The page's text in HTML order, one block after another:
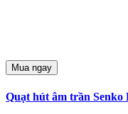
Mua ngay
Quạt hút âm trần Senko